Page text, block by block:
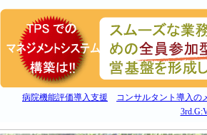
病院機能評価導入支援 コンサルタント導入の